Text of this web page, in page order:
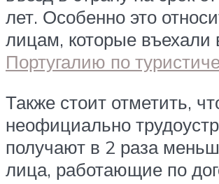
лет. Особенно это
лицам, которые въехали
Португалию по
Также стоит отметить,
неофициально
получают в 2 раза
лица, работающие по